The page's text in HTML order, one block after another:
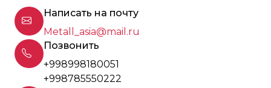
Написать на почту
Metall_asia@mail.ru
Позвонить
+998998180051
+998785550222